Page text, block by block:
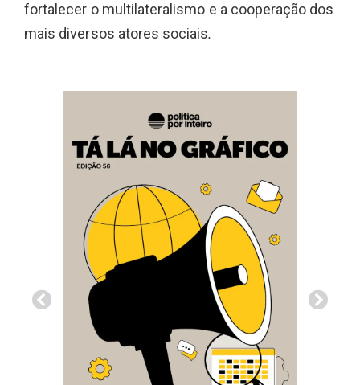
fortalecer o multilateralismo e a cooperação dos
mais diversos atores sociais.